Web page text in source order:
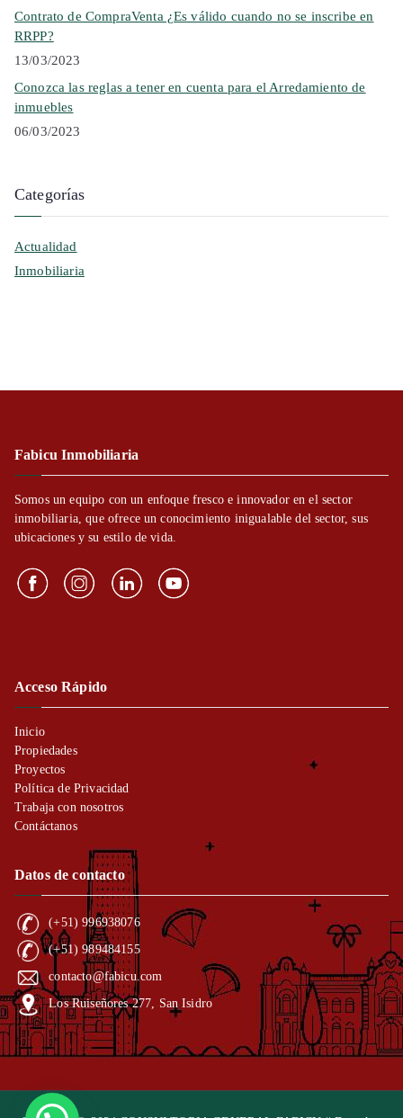
Contrato de CompraVenta ¿Es válido cuando no se inscribe en
RRPP?
13/03/2023
Conozca las reglas a tener en cuenta para el Arredamiento de
inmuebles
06/03/2023
Categorías
Actualidad
Inmobiliaria
Fabicu Inmobiliaria
Somos un equipo con un enfoque fresco e innovador en el sector
inmobiliaria, que ofrece un conocimiento inigualable del sector, sus
ubicaciones y su estilo de vida.
Acceso Rápido
Inicio
Propiedades
Proyectos
Política de Privacidad
Trabaja con nosotros
Contáctanos
Datos de contacto
(+51) 996938076
(+51) 989484155
contacto@fabicu.com
Los Ruiseñores 277, San Isidro